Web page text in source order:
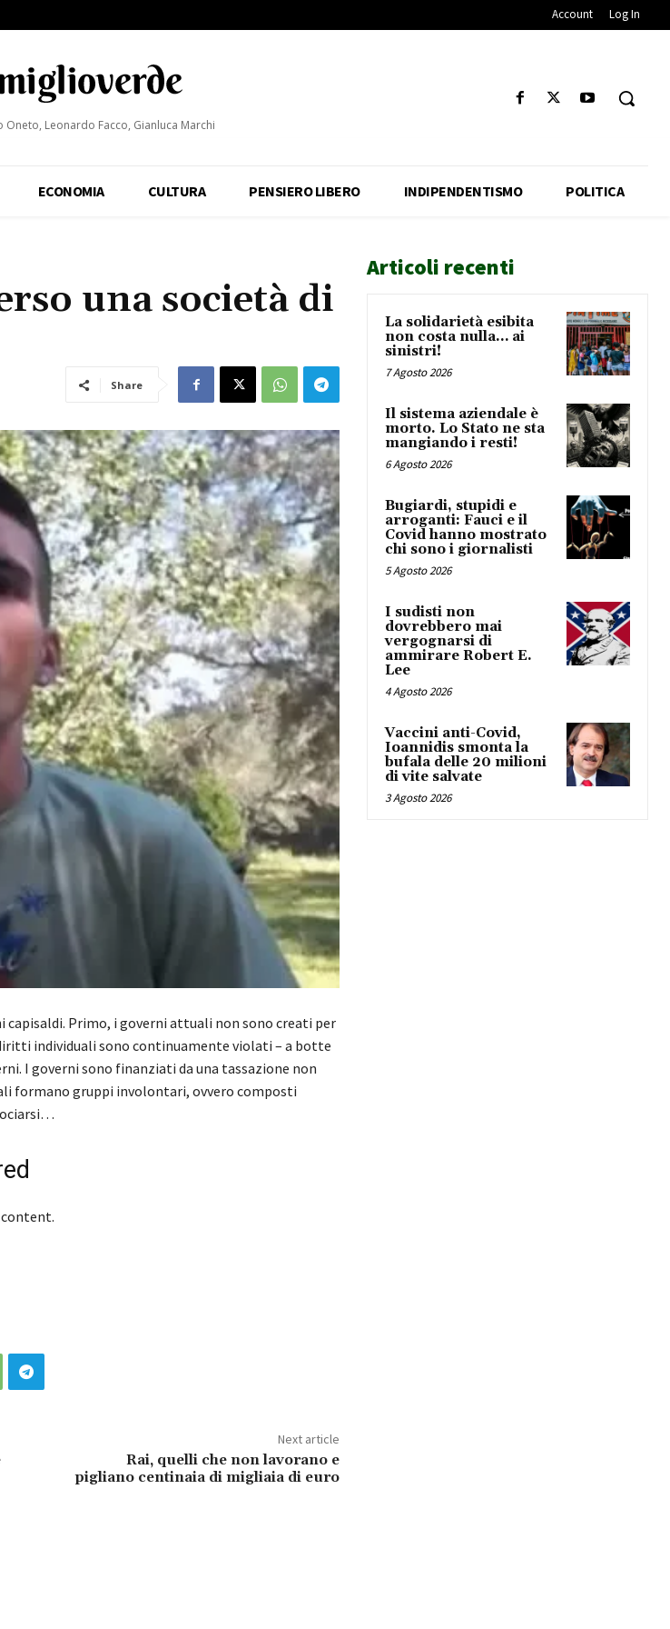
Account Log In
Leonardo Facco, Gianluca Marchi
ECONOMIA CULTURA PENSIERO LIBERO INDIPENDENTISMO POLITICA
una società di
Share
capisaldi. Primo, i governi attuali non sono creati per
individuali sono continuamente violati – a botte
I governi sono finanziati da una tassazione non
formano gruppi involontari, ovvero composti
content.
Next article
Rai, quelli che non lavorano e
pigliano centinaia di migliaia di euro
Articoli recenti
La solidarietà esibita
non costa nulla… ai
sinistri!
7 Agosto 2026
Il sistema aziendale è
morto. Lo Stato ne sta
mangiando i resti!
6 Agosto 2026
Bugiardi, stupidi e
arroganti: Fauci e il
Covid hanno mostrato
chi sono i giornalisti
5 Agosto 2026
I sudisti non
dovrebbero mai
vergognarsi di
ammirare Robert E.
Lee
4 Agosto 2026
Vaccini anti-Covid,
Ioannidis smonta la
bufala delle 20 milioni
di vite salvate
3 Agosto 2026